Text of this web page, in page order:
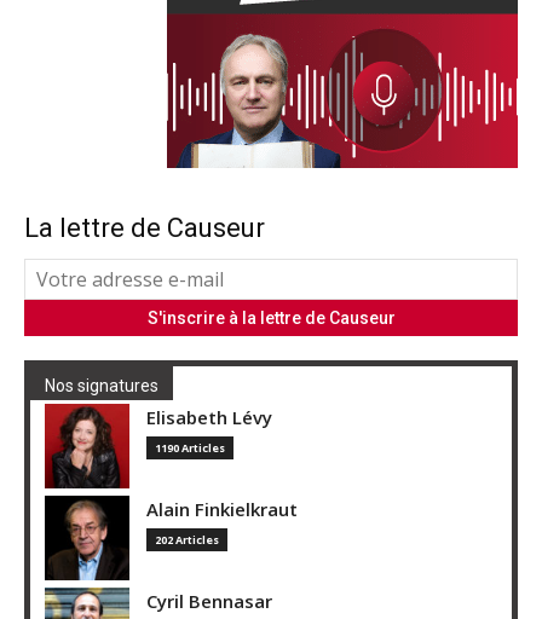
La lettre de Causeur
Nos signatures
Elisabeth Lévy
1190 Articles
Alain Finkielkraut
202 Articles
Cyril Bennasar